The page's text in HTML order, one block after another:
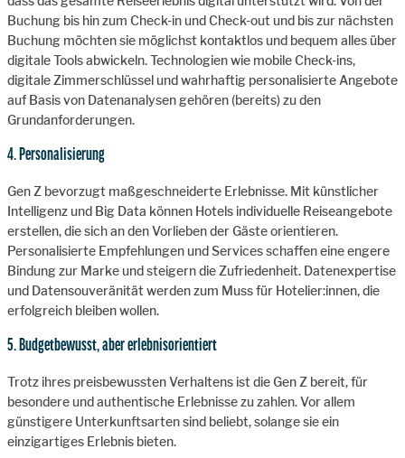
Buchung bis hin zum Check-in und Check-out und bis zur nächsten
Buchung möchten sie möglichst kontaktlos und bequem alles über
digitale Tools abwickeln. Technologien wie mobile Check-ins,
digitale Zimmerschlüssel und wahrhaftig personalisierte Angebote
auf Basis von Datenanalysen gehören (bereits) zu den
Grundanforderungen.
4. Personalisierung
Gen Z bevorzugt maßgeschneiderte Erlebnisse. Mit künstlicher
Intelligenz und Big Data können Hotels individuelle Reiseangebote
erstellen, die sich an den Vorlieben der Gäste orientieren.
Personalisierte Empfehlungen und Services schaffen eine engere
Bindung zur Marke und steigern die Zufriedenheit. Datenexpertise
und Datensouveränität werden zum Muss für Hotelier:innen, die
erfolgreich bleiben wollen.
5. Budgetbewusst, aber erlebnisorientiert
Trotz ihres preisbewussten Verhaltens ist die Gen Z bereit, für
besondere und authentische Erlebnisse zu zahlen. Vor allem
günstigere Unterkunftsarten sind beliebt, solange sie ein
einzigartiges Erlebnis bieten.